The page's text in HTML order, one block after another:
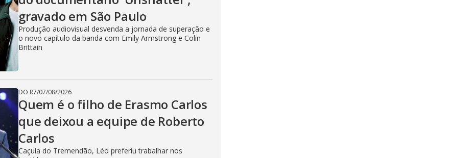
i
d
e
gravado em São Paulo
Produção audiovisual desvenda a jornada de superação e
o novo capítulo da banda com Emily Armstrong e Colin
Brittain
DO R7/07/08/2026
Quem é o filho de Erasmo Carlos
que deixou a equipe de Roberto
Carlos
Caçula do Tremendão, Léo preferiu trabalhar nos